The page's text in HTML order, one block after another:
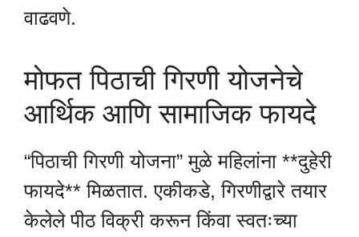
वाढवणे.
मोफत पिठाची गिरणी योजनेचे
आर्थिक आणि सामाजिक फायदे
“पिठाची गिरणी योजना” मुळे महिलांना **दुहेरी
फायदे** मिळतात. एकीकडे, गिरणीद्वारे तयार
केलेले पीठ विक्री करून किंवा स्वतःच्या